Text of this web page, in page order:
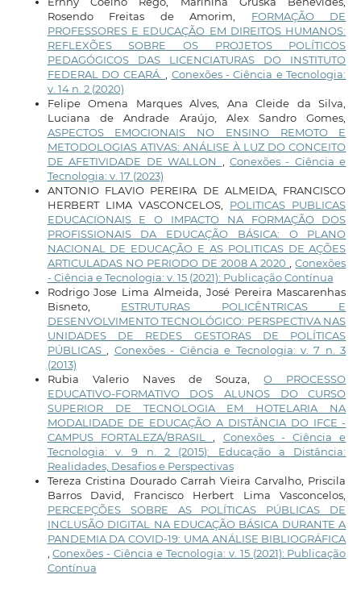
Rosendo Freitas de Amorim, FORMAÇÃO DE
PROFESSORES E EDUCAÇÃO EM DIREITOS HUMANOS:
REFLEXÕES SOBRE OS PROJETOS POLÍTICOS
PEDAGÓGICOS DAS LICENCIATURAS DO INSTITUTO
FEDERAL DO CEARÁ., Conexões - Ciência e Tecnologia:
v. 14 n. 2 (2020)
Felipe Omena Marques Alves, Ana Cleide da Silva,
Luciana de Andrade Araújo, Alex Sandro Gomes,
ASPECTOS EMOCIONAIS NO ENSINO REMOTO E
METODOLOGIAS ATIVAS: ANÁLISE À LUZ DO CONCEITO
DE AFETIVIDADE DE WALLON , Conexões - Ciência e
Tecnologia: v. 17 (2023)
ANTONIO FLAVIO PEREIRA DE ALMEIDA, FRANCISCO
HERBERT LIMA VASCONCELOS, POLITICAS PUBLICAS
EDUCACIONAIS E O IMPACTO NA FORMAÇÃO DOS
PROFISSIONAIS DA EDUCAÇÃO BÁSICA: O PLANO
NACIONAL DE EDUCAÇÃO E AS POLITICAS DE AÇÕES
ARTICULADAS NO PERIODO DE 2008 A 2020,Conexões
- Ciência e Tecnologia: v. 15 (2021): Publicação Contínua
Rodrigo Jose Lima Almeida, José Pereira Mascarenhas
Bisneto, ESTRUTURAS POLICÊNTRICAS E
DESENVOLVIMENTO TECNOLÓGICO: PERSPECTIVA NAS
UNIDADES DE REDES GESTORAS DE POLÍTICAS
PÚBLICAS, Conexões - Ciência e Tecnologia: v. 7 n. 3
(2013)
Rubia Valerio Naves de Souza,O PROCESSO
EDUCATIVO-FORMATIVO DOS ALUNOS DO CURSO
SUPERIOR DE TECNOLOGIA EM HOTELARIA NA
MODALIDADE DE EDUCAÇÃO A DISTÂNCIA DO IFCE -
CAMPUS FORTALEZA/BRASIL, Conexões - Ciência e
Tecnologia: v. 9 n. 2 (2015): Educação a Distância:
Realidades, Desafios e Perspectivas
Tereza Cristina Dourado Carrah Vieira Carvalho, Priscila
Barros David, Francisco Herbert Lima Vasconcelos,
PERCEPÇÕES SOBRE AS POLÍTICAS PÚBLICAS DE
INCLUSÃO DIGITAL NA EDUCAÇÃO BÁSICA DURANTE A
PANDEMIA DA COVID-19: UMA ANÁLISE BIBLIOGRÁFICA
,Conexões - Ciência e Tecnologia: v. 15 (2021): Publicação
Contínua